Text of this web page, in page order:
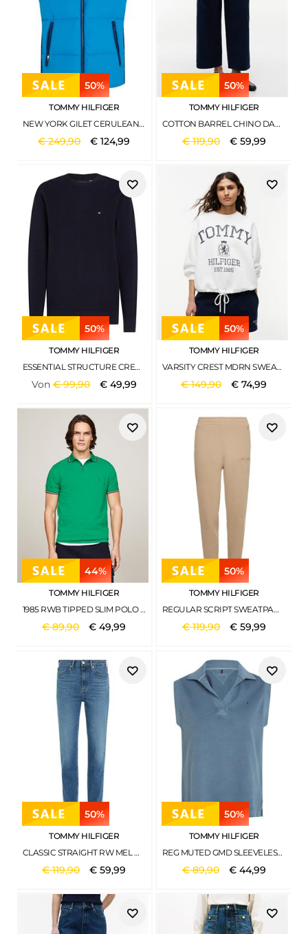
50%
TOMMY HILFIGER
NEW YORK GILET CERULEAN AQUA
€249,90 €124,99
50%
TOMMY HILFIGER
COTTON BARREL CHINO DARK NIGHT NAVY
€119,90 € 59,99
50%
TOMMY HILFIGER
ESSENTIAL STRUCTURE CREW NECK NAVY BLUE
Von €99,90 € 49,99
50%
TOMMY HILFIGER
VARSITY CREST MDRN SWEATSHIRT ECRU
€149,90 €74,99
44%
TOMMY HILFIGER
1985 RWB TIPPED SLIM POLO OLYMPIC GREEN
€89,90 €49,99
50%
TOMMY HILFIGER
REGULAR SCRIPT SWEATPANTS BEIGE
€119,90 € 59,99
50%
TOMMY HILFIGER
CLASSIC STRAIGHT RW MEL MEL
€119,90 €59,99
50%
TOMMY HILFIGER
REG MUTED GMD SLEEVELESS POLO BLUE COAL
€89,90 € 44,99